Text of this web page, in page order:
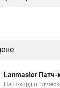
Lanmaster Патч-
Патч-корд